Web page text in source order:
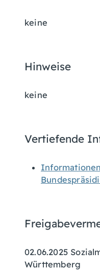
keine
Hinweise
keine
Vertiefende
02.06.2025
Württemberg